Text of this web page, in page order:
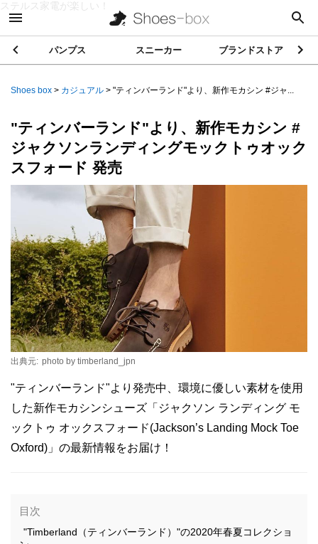
ステルス家電が楽しい！
パンプス スニーカー ブランドストア
Shoes box > カジュアル > "ティンバーランド"より、新作モカシン #ジャ...
"ティンバーランド"より、新作モカシン #
ジャクソンランディングモックトゥオック
スフォード 発売
出典元: photo by timberland_jpn
"ティンバーランド"より発売中、環境に優しい素材を使用
した新作モカシンシューズ「ジャクソン ランディング モ
ックトゥ オックスフォード(Jackson’s Landing Mock Toe
Oxford)」の最新情報をお届け！
目次
"Timberland（ティンバーランド）"の2020年春夏コレクショ